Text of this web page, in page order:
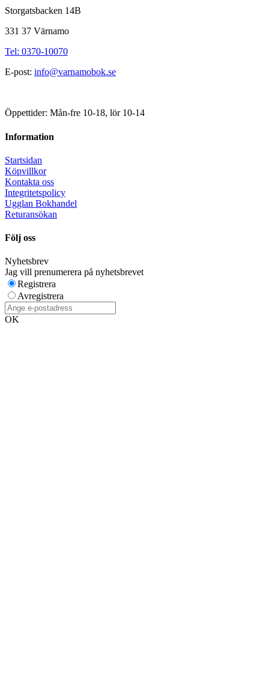
Storgatsbacken 14B
331 37 Värnamo
Tel: 0370-10070
E-post: info@varnamobok.se
Öppettider: Mån-fre 10-18, lör 10-14
Information
Startsidan
Köpvillkor
Kontakta oss
Integritetspolicy
Ugglan Bokhandel
Returansökan
Följ oss
Nyhetsbrev
Jag vill prenumerera på nyhetsbrevet
Registrera
Avregistrera
OK